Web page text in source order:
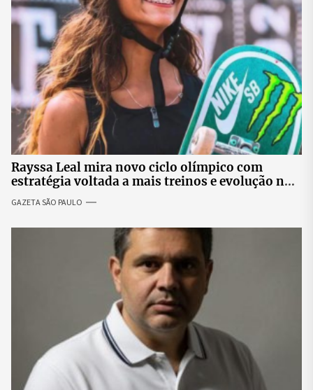
Rayssa Leal mira novo ciclo olímpico com
estratégia voltada a mais treinos e evolução no
GAZETA SÃO PAULO